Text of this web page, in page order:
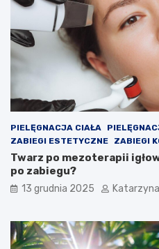
k
o
ś
w
e
t
r
z
a
o
m
e
s
t
l
m
?
P
r
o
k
t
PIELĘGNACJA CIAŁA
ZABIEGI ESTETYCZNE
ZABIEGI
Twarz po mezoterapii
po zabiegu?
13 grudnia 2025